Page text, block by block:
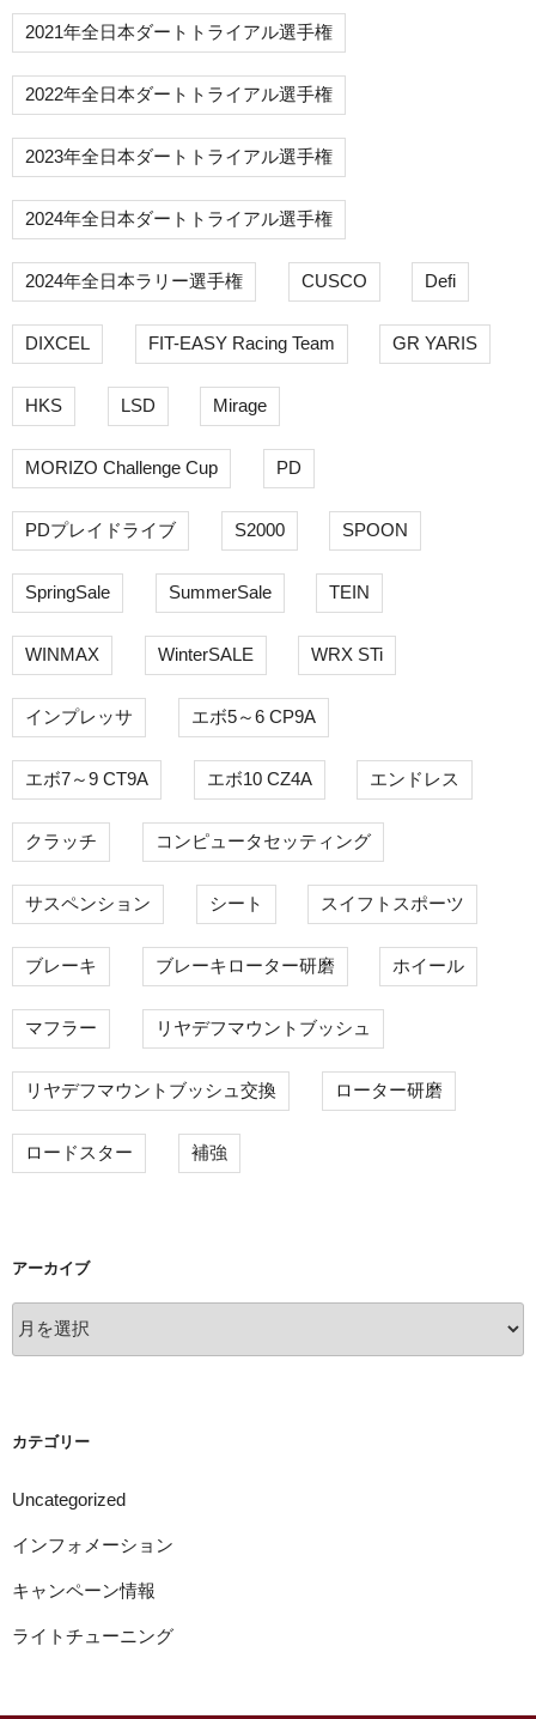
2021年全日本ダートトライアル選手権
2022年全日本ダートトライアル選手権
2023年全日本ダートトライアル選手権
2024年全日本ダートトライアル選手権
2024年全日本ラリー選手権 CUSCO Defi
DIXCEL FIT-EASY Racing Team GR YARIS
HKS LSD Mirage
MORIZO Challenge Cup PD
PDプレイドライブ S2000 SPOON
SpringSale SummerSale TEIN
WINMAX WinterSALE WRX STi
インプレッサ エボ5～6 CP9A
エボ7～9 CT9A エボ10 CZ4A エンドレス
クラッチ コンピュータセッティング
サスペンション シート スイフトスポーツ
ブレーキ ブレーキローター研磨 ホイール
マフラー リヤデフマウントブッシュ
リヤデフマウントブッシュ交換 ローター研磨
ロードスター 補強
アーカイブ
ー
カテゴリー
Uncategorized
インフォメーション
キャンペーン情報
ライトチューニング